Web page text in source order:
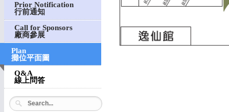
Prior Notification
行前通知
Call for Sponsors
廠商參展
Plan
攤位平面圖
Q&A
線上問答